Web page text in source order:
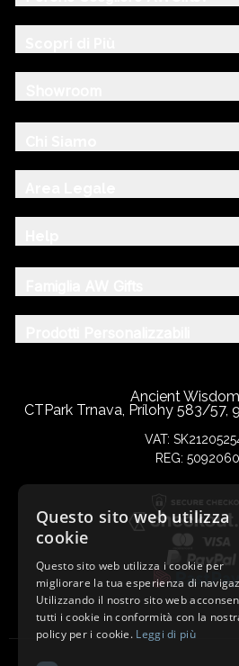
Ancient Wisdom
CTPark Trnava, Prílohy 583/57,
VAT:
REG:
Questo sito web utilizza
cookie
Questo sito web utilizza i cookie per
migliorare la tua esperienza di
Utilizzando il nostro sito web
tutti i cookie in conformità con la
policy per i cookie. Leggi di più